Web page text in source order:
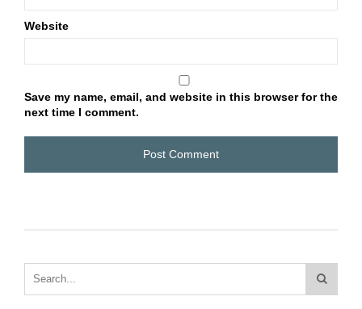
Website
Save my name, email, and website in this browser for the
next time I comment.